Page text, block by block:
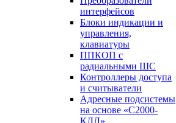
интерфейсов
Блоки индикации и
управления,
клавиатуры
ППКОП с
радиальными ШС
Контроллеры доступа
и считыватели
Адресные подсистемы
на основе «С2000-
КДЛ»